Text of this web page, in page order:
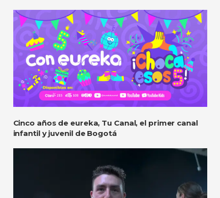
Cinco años de eureka, Tu Canal, el primer canal
infantil y juvenil de Bogotá